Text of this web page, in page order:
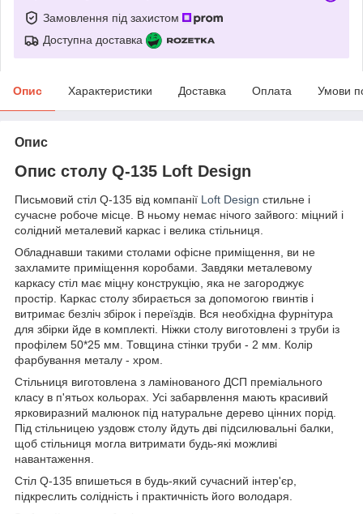
Замовлення під захистом
Доступна доставка
Опис Характеристики Доставка Оплата Умови
Опис
Опис столу Q-135 Loft Design
Письмовий стіл Q-135 від компанії Loft Design стильне і
сучасне робоче місце. В ньому немає нічого зайвого: міцний і
солідний металевий каркас і велика стільниця.
Обладнавши такими столами офісне приміщення, ви не
захламите приміщення коробами. Завдяки металевому
каркасу стіл має міцну конструкцію, яка не загороджує
простір. Каркас столу збирається за допомогою гвинтів і
витримає безліч збірок і переїздів. Вся необхідна фурнітура
для збірки йде в комплекті. Ніжки столу виготовлені з труби із
профілем 50*25 мм. Товщина стінки труби - 2 мм. Колір
фарбування металу - хром.
Стільниця виготовлена з ламінованого ДСП преміального
класу в п'ятьох кольорах. Усi забарвлення мають красивий
ярковиразний малюнок під натуральне дерево цінних порід.
Під стільницею уздовж столу йдуть дві підсилювальні балки,
щоб стільниця могла витримати будь-які можливі
навантаження.
Стіл Q-135 впишеться в будь-який сучасний інтер'єр,
підкреслить солідність і практичність його володаря.